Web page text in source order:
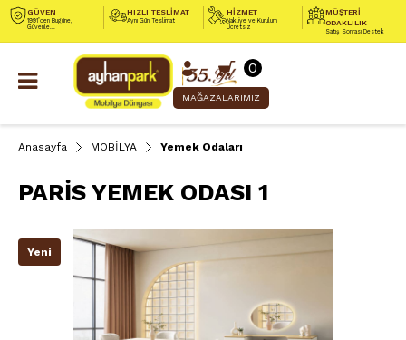
GÜVEN
1991’den Bugüne,
Güvenle...
HIZLI TESLİMAT
Aynı Gün Teslimat
HİZMET
Nakliye ve Kurulum
Ücretsiz
MÜŞTERİ
ODAKLILIK
Satış Sonrası Destek
0
MAĞAZALARIMIZ
Anasayfa MOBİLYA Yemek Odaları
PARİS YEMEK ODASI 1
Yeni